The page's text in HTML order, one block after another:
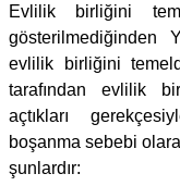
Evlilik birliğini
gösterilmediğinden
evlilik birliğini
tarafından evlilik
açtıkları
boşanma sebebi
şunlardır: